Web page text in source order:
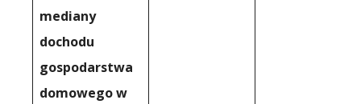
mediany
dochodu
gospodarstwa
domowego w